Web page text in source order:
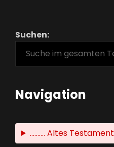
Suchen:
Navigation
.......... Altes Testament